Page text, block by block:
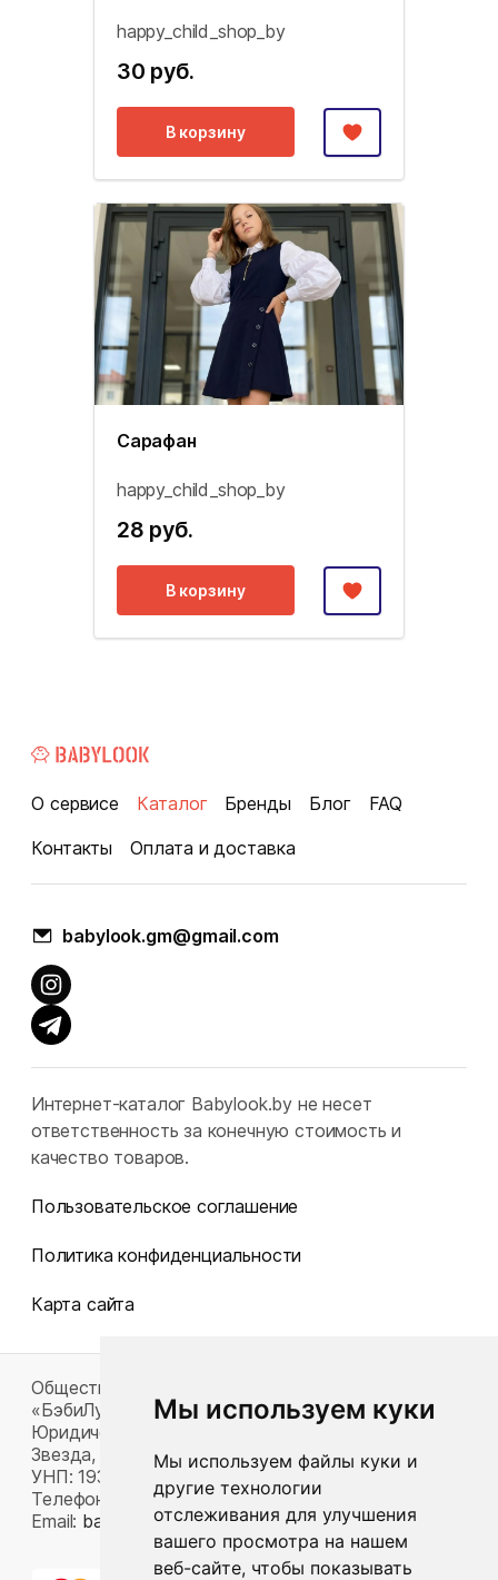
Мы используем куки
Мы используем файлы куки и
другие технологии
отслеживания для улучшения
вашего просмотра на нашем
веб-сайте, чтобы показывать
happy_child_shop_by
30 руб.
В корзину
Сарафан
happy_child_shop_by
28 руб.
В корзину
О сервисе Каталог Бренды Блог
FAQ
Контакты
Оплата и доставка
babylook.gm@gmail.com
Интернет-каталог Babylook.by не несет
ответственность за конечную стоимость и
качество товаров.
Пользовательское соглашение
Политика конфиденциальности
Карта сайта
Общество с ограниченной ответственностью
«БэбиЛук»
Юридический адрес: 220117, г. Минск, пр-т Газеты
Звезда, д. 16, пом. 52
УНП: 193815124
Телефон:
+375 33 392 66 63
Email: babylook.gm@gmail.com .